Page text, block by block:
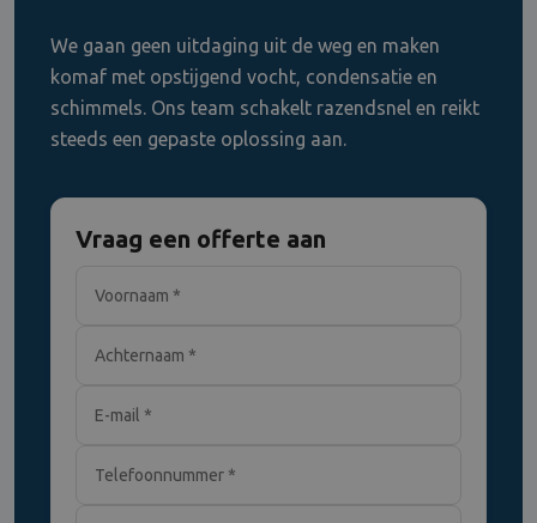
We gaan geen uitdaging uit de weg en maken
komaf met opstijgend vocht, condensatie en
schimmels. Ons team schakelt razendsnel en reikt
steeds een gepaste oplossing aan.
Vraag een offerte aan